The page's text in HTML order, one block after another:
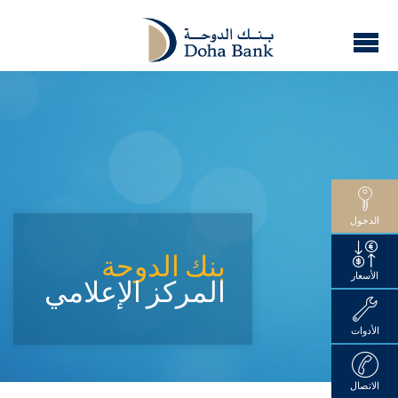
بنك الدوحة
المركز الإعلامي
الدخول
الأسعار
الأدوات
الاتصال